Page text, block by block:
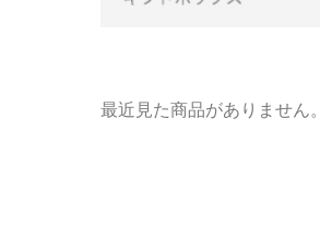
最近見た商品がありません。